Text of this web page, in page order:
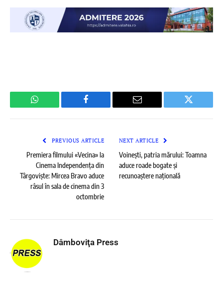
WhatsApp Facebook Email Twitter
PREVIOUS ARTICLE
Premiera filmului «Vecina» la
Cinema Independența din
Târgoviște: Mircea Bravo aduce
râsul în sala de cinema din 3
octombrie
NEXT ARTICLE
Voinești, patria mărului: Toamna
aduce roade bogate și
recunoaștere națională
Dâmboviţa Press